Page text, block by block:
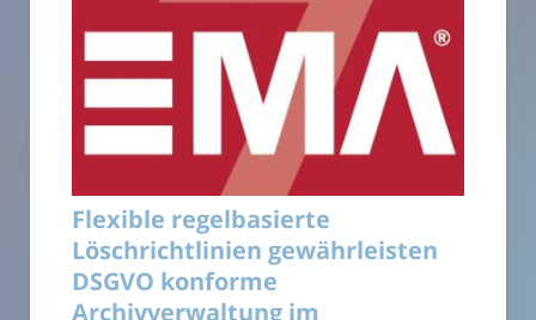
Flexible regelbasierte
Löschrichtlinien gewährleisten
DSGVO konforme
Archivverwaltung im